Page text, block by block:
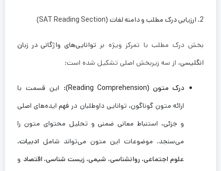
2. ارزیابی درک مطلب و دامنه لغات (SAT Reading Section)
بخش درک مطلب با تمرکز ویژه بر توانایی‌های واژگانی در زبان
انگلیسی، از سه زیربخش اصلی تشکیل شده است:
درک متون (Reading Comprehension):
این قسمت با
ارائه متون گوناگون، توانایی داوطلبان در فهم ایده‌های اصلی
و جزئی، استنباط معانی ضمنی و تحلیل محتوای متون را
می‌سنجد. موضوعات این متون می‌تواند شامل ادبیات،
علوم اجتماعی، روانشناسی، شیمی، زیست شناسی، اقتصاد و